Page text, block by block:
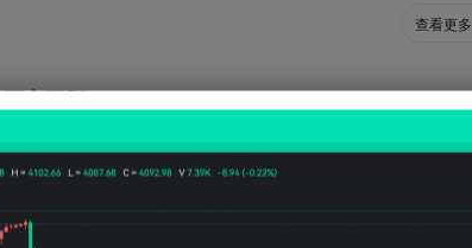
查看更多
事件影响
官员讲话的影响通常涵盖多个方面。可能包含关于未来政策调
的评论，将直接影响交易者的决策。讲话的语气和措辞也会影